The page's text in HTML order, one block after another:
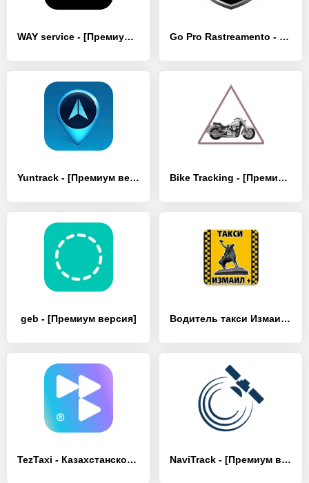
WAY service - [Премиум версия] Go Pro Rastreamento - [Премиум версия]
Yuntrack - [Премиум версия] Bike Tracking - [Премиум версия]
geb - [Премиум версия] Водитель такси Измаил + - [Полная версия]
TezTaxi - Казахстанское такси - [Премиум версия] NaviTrack - [Премиум версия]